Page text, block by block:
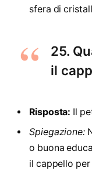
sfera di
25.
il
Risposta: Il
Spiegazione:
o buona
il cappello